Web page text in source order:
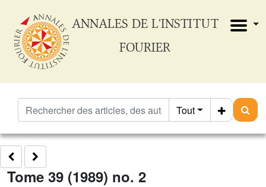
ANNALES DE L'INSTITUT
FOURIER
Tout
Tome 39 (1989) no. 2